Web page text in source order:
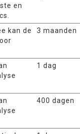
en
kan de
3 maanden
1 dag
400 dagen